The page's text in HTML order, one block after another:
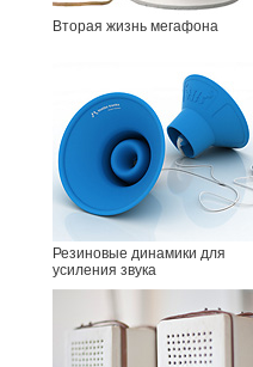
Вторая жизнь мегафона
Резиновые динамики для
усиления звука